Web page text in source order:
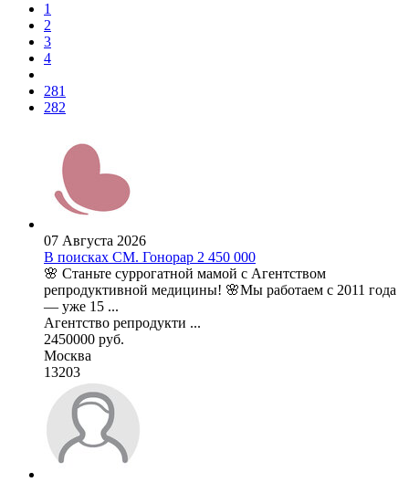
1
2
3
4
281
282
07 Августа 2026
В поисках СМ. Гонорар 2 450 000
🌸 Станьте суррогатной мамой с Агентством
репродуктивной медицины! 🌸Мы работаем с 2011 года
— уже 15 ...
Агентство репродукти ...
2450000 руб.
Москва
13203